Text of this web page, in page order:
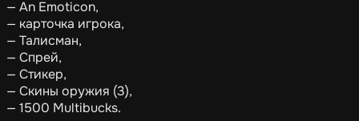
— An Emoticon,
— карточка игрока,
— Талисман,
— Спрей,
— Стикер,
— Скины оружия (3),
— 1500 Multibucks.